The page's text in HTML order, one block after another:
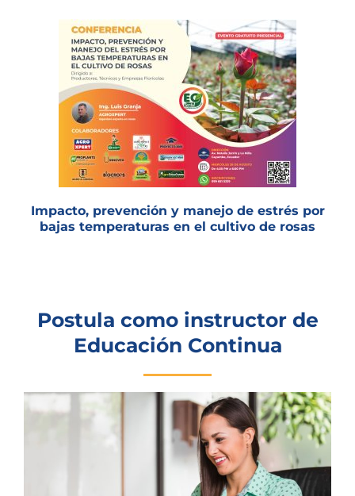
Impacto, prevención y manejo de estrés por
bajas temperaturas en el cultivo de rosas
Postula como instructor de
Educación Continua